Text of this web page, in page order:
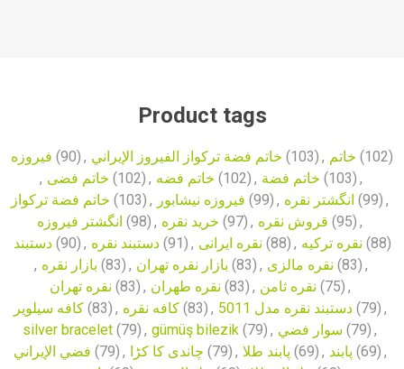
Product tags
فیروزه (90) , خاتم فضة تركواز الفيروز الإيراني (103) , خاتم (102)
, خاتم فضی (102) , خاتم فضه (102) , خاتم فضة (103) ,
خاتم فضة تركواز (103) , فیروزه نیشابور (99) , انگشتر نقره (99) ,
انگشتر فیروزه (98) , خرید نقره (97) , قروش نقره (95) ,
دستبند (90) , دستبند نقره (91) , نقره ایرانی (88) , نقره ترکیه (88)
, بازار نقره (83) , بازار نقره تهران (83) , نقره مالزی (83) ,
نقره تهران (83) , نقره طهران (83) , نقره ثامن (75) ,
کافه سیلویر (83) , کافه نقره (83) , دستبند نقره مدل 5011 (79) ,
silver bracelet (79) , gümüş bilezik (79) , سوار فضي (79) ,
فضي الإيراني (79) , چاندی کا کڑا (79) , پابند طلا (69) , پابند (69) ,